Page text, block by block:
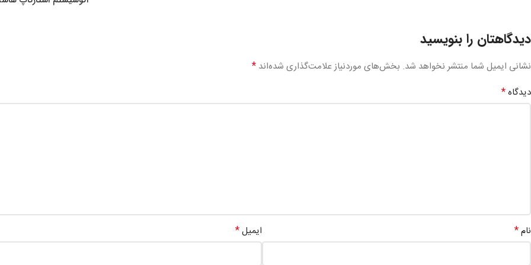
دیدگاهتان را بنویسید
نشانی ایمیل شما منتشر نخواهد شد. بخش‌های موردنیاز علامت‌گذاری شده‌اند *
دیدگاه*
نام* ایمیل*